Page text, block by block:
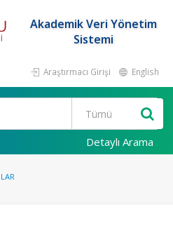
Akademik Veri Yönetim
Sistemi
Araştırmacı Girişi English
Detaylı Arama